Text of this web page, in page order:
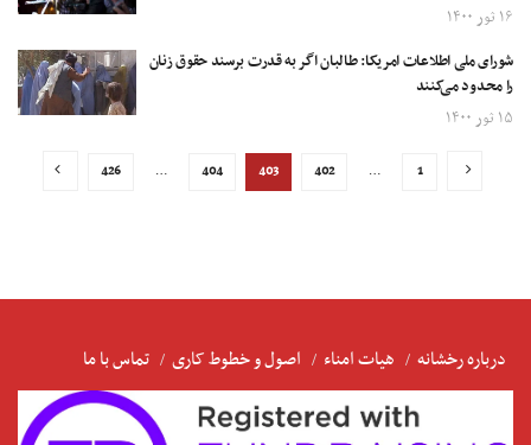
۱۶ ثور ۱۴۰۰
شورای ملی اطلاعات امریکا: طالبان اگر به قدرت برسند حقوق زنان
را محدود می‌کنند
۱۵ ثور ۱۴۰۰
1
…
402
403
404
…
426
درباره رخشانه هیات امناء اصول و خطوط کاری تماس با ما